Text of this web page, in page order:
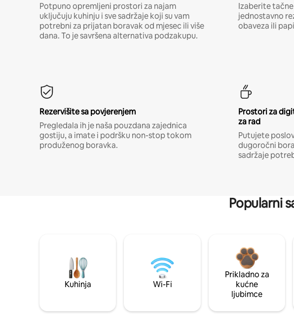
Potpuno opremljeni prostori za najam
uključuju kuhinju i sve sadržaje koji su vam
potrebni za prijatan boravak od mjesec ili više
dana. To je savršena alternativa podzakupu.
Izaberite
jednostavno
obaveza ili
Rezervišite sa povjerenjem
Pregledala ih je naša pouzdana zajednica
gostiju, a imate i podršku non-stop tokom
produženog boravka.
Prostori za
za rad
Putujete
dugoročni
sadržaje
Popularni
Kuhinja Wi-Fi
Prikladno za
kućne
ljubimce